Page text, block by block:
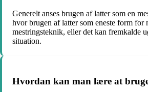
Generelt anses brugen af latter som en
hvor brugen af latter som eneste form
mestringsteknik, eller det kan fremkalde
situation.
Hvordan kan man lære at